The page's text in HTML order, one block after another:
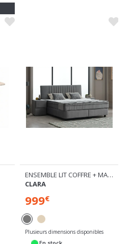
CLARA
999€
Plusieurs dimensions disponibles
En stock